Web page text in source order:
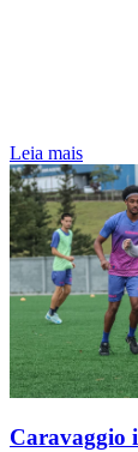
Leia mais
Caravaggio